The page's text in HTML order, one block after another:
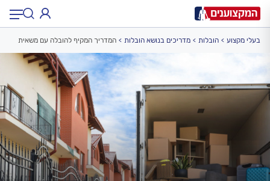
עירעיר: תל אביב, חיפה…
בעלי מקצוע הובלות מדריכים בנושא הובלות המדריך המקיף להובלה עם משאית